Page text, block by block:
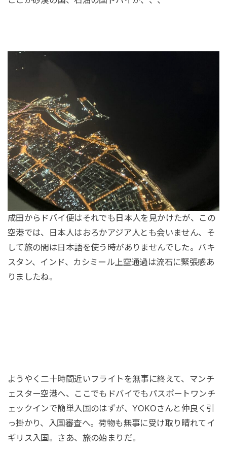
成田からドバイ便はそれでも日本人を見かけたが、この
空港では、日本人はおろかアジア人とも会いません、そ
して旅の間は日本語を使う時がありませんでした。パキ
スタン、インド、カシミール上空通過は流石に緊張感あ
りましたね。
ようやく二十時間近いフライトを無事に終えて、マンチ
ェスター空港へ、ここでもドバイでもパスポートワンチ
ェックインで簡単入国のはずが、YOKOさんと仲良く引
っ掛かり、入国審査へ。荷物も無事に受け取り晴れてイ
ギリス入国。さあ、旅の始まりだ。